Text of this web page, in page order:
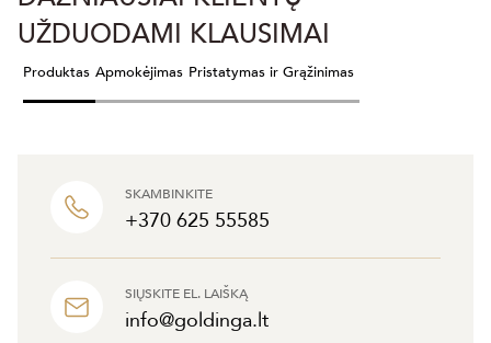
SKAMBINKITE
+370 625 55585
SIŲSKITE EL. LAIŠKĄ
info@goldinga.lt
UŽDUODAMI KLAUSIMAI
Produktas Apmokėjimas Pristatymas ir Grąžinimas